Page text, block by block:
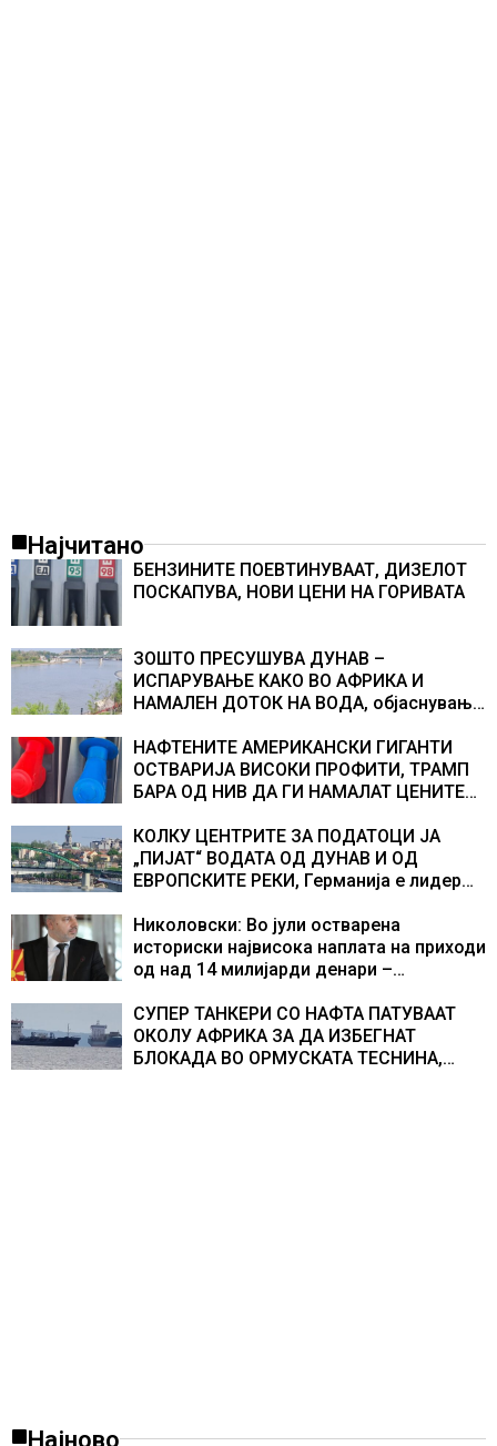
Најчитано
БЕНЗИНИТЕ ПОЕВТИНУВААТ, ДИЗЕЛОТ
ПОСКАПУВА, НОВИ ЦЕНИ НА ГОРИВАТА
ЗОШТО ПРЕСУШУВА ДУНАВ –
ИСПАРУВАЊЕ КАКО ВО АФРИКА И
НАМАЛЕН ДОТОК НА ВОДА, објаснување
НАФТЕНИТЕ АМЕРИКАНСКИ ГИГАНТИ
ОСТВАРИЈА ВИСОКИ ПРОФИТИ, ТРАМП
БАРА ОД НИВ ДА ГИ НАМАЛАТ ЦЕНИТЕ
КОЛКУ ЦЕНТРИТЕ ЗА ПОДАТОЦИ ЈА
„ПИЈАТ“ ВОДАТА ОД ДУНАВ И ОД
ЕВРОПСКИТЕ РЕКИ, Германија е лидер
центри за податоци
Николовски: Во јули остварена
историски највисока наплата на приходи
од над 14 милијарди денари –
резултати
СУПЕР ТАНКЕРИ СО НАФТА ПАТУВААТ
ОКОЛУ АФРИКА ЗА ДА ИЗБЕГНАТ
БЛОКАДА ВО ОРМУСКАТА ТЕСНИНА,
Најново